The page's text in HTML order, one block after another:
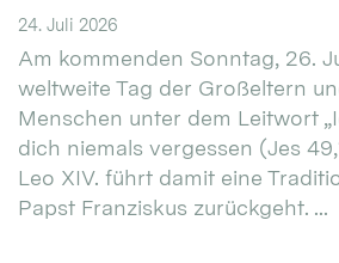
24. Juli 2026
Am kommenden Sonntag, 26.
weltweite Tag der Großeltern
Menschen unter dem Leitwort
dich niemals vergessen (Jes
Leo XIV. führt damit eine
Papst Franziskus zurückgeht. ...